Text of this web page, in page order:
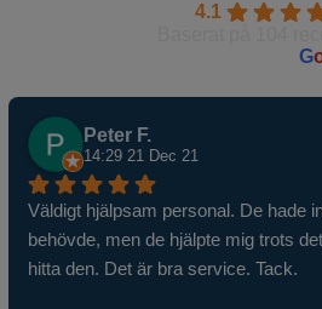
4.1
G
Peter F.
14:29 21 Dec 21
Väldigt hjälpsam personal. De hade
behövde, men de hjälpte mig trots
hitta den. Det är bra service. Tack.